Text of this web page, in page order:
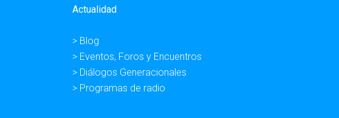
Actualidad
> Blog
> Eventos, Foros y Encuentros
> Diálogos Generacionales
> Programas de radio